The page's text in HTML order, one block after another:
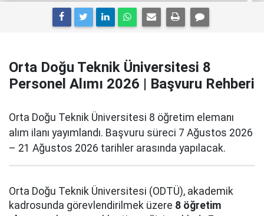
Orta Doğu Teknik Üniversitesi 8
Personel Alımı 2026 | Başvuru Rehberi
Orta Doğu Teknik Üniversitesi 8 öğretim elemanı
alım ilanı yayımlandı. Başvuru süreci 7 Ağustos 2026
– 21 Ağustos 2026 tarihler arasında yapılacak.
Orta Doğu Teknik Üniversitesi (ODTÜ), akademik
kadrosunda görevlendirilmek üzere 8 öğretim